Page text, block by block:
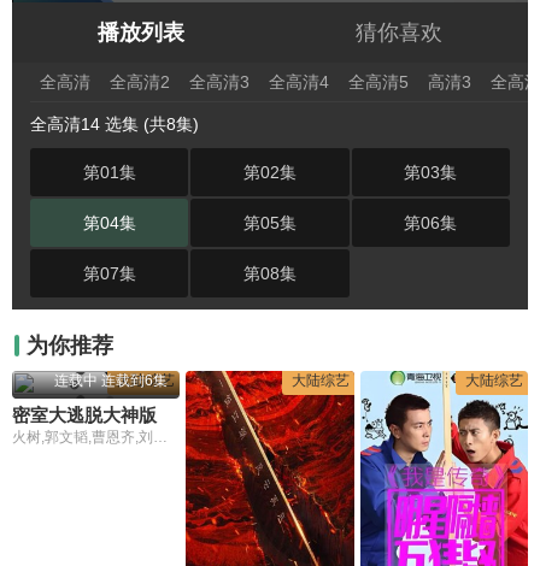
播放列表 猜你喜欢
全高清 全高清2 全高清3 全高清4 全高清5 高清3 全高
全高清14 选集 (共8集)
第01集 第02集 第03集
第04集 第05集 第06集
第07集 第08集
为你推荐
大陆综艺
连载中 连载到6集
火树,郭文韬,曹恩齐,刘小怂,李晋晔
大陆综艺 大陆综艺